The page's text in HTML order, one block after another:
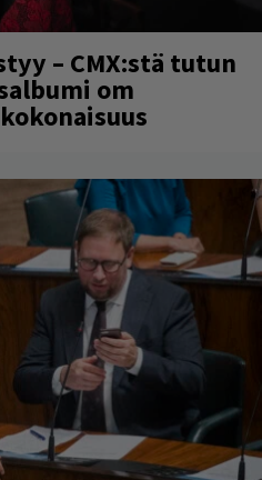
– CMX:stä tutun
om